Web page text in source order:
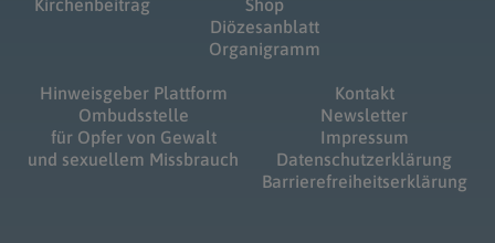
Kirchenbeitrag
Shop
Diözesanblatt
Organigramm
Hinweisgeber Plattform
Ombudsstelle
für Opfer von Gewalt
und sexuellem Missbrauch
Kontakt
Newsletter
Impressum
Datenschutzerklärung
Barrierefreiheitserklärung